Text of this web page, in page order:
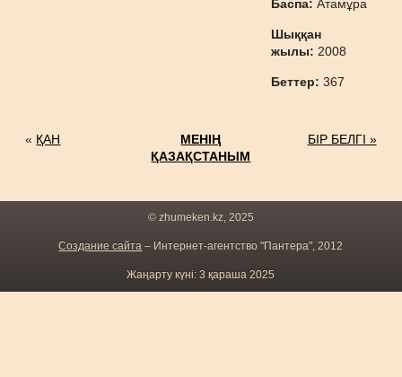
Баспа:Атамұра
Шыққан
жылы: 2008
Беттер:367
« ҚАН
МЕНІҢ
ҚАЗАҚСТАНЫМ
БІР БЕЛГІ »
© zhumeken.kz, 2025
Создание сайта – Интернет-агентство "Пантера", 2012
Жаңарту күні: 3 қараша 2025